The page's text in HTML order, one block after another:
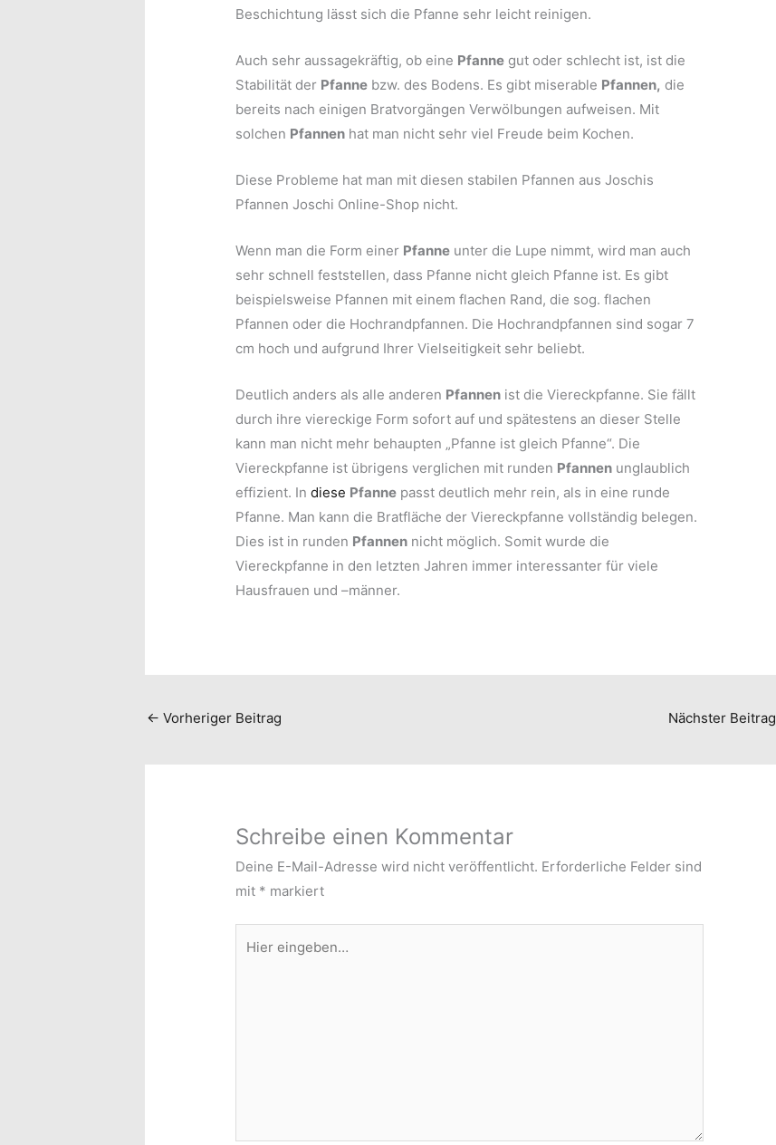
Beschichtung lässt sich die Pfanne sehr leicht reinigen.
Auch sehr aussagekräftig, ob eine Pfanne gut oder schlecht ist, ist die
Stabilität der Pfanne bzw. des Bodens. Es gibt miserable Pfannen, die
bereits nach einigen Bratvorgängen Verwölbungen aufweisen. Mit
solchen Pfannen hat man nicht sehr viel Freude beim Kochen.
Diese Probleme hat man mit diesen stabilen Pfannen aus Joschis
Pfannen Joschi Online-Shop nicht.
Wenn man die Form einer Pfanne unter die Lupe nimmt, wird man auch
sehr schnell feststellen, dass Pfanne nicht gleich Pfanne ist. Es gibt
beispielsweise Pfannen mit einem flachen Rand, die sog. flachen
Pfannen oder die Hochrandpfannen. Die Hochrandpfannen sind sogar 7
cm hoch und aufgrund Ihrer Vielseitigkeit sehr beliebt.
Deutlich anders als alle anderen Pfannen ist die Viereckpfanne. Sie fällt
durch ihre viereckige Form sofort auf und spätestens an dieser Stelle
kann man nicht mehr behaupten „Pfanne ist gleich Pfanne“. Die
Viereckpfanne ist übrigens verglichen mit runden Pfannen unglaublich
effizient. Indiese Pfanne passt deutlich mehr rein, als in eine runde
Pfanne. Man kann die Bratfläche der Viereckpfanne vollständig belegen.
Dies ist in runden Pfannen nicht möglich. Somit wurde die
Viereckpfanne in den letzten Jahren immer interessanter für viele
Hausfrauen und –männer.
← Vorheriger Beitrag Nächster Beitrag
Schreibe einen Kommentar
Deine E-Mail-Adresse wird nicht veröffentlicht. Erforderliche Felder sind
mit * markiert
eingeben…